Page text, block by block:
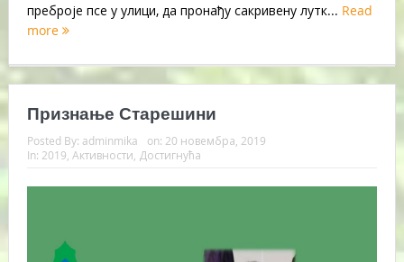
преброје псе у улици, да пронађу сакривену лутк... Read
more
Признање Старешини
Posted By: adminmika on: 20 новембра, 2019
In: 2019 Активности Достигнућа